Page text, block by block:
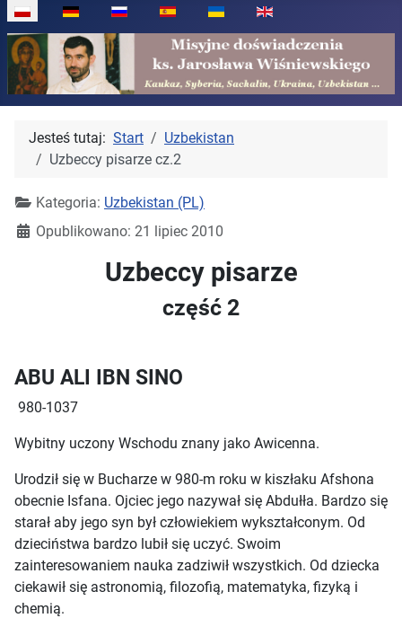
Wybierz swój język
Jesteś tutaj: Start
Uzbekistan
Uzbeccy pisarze cz.2
Kategoria: Uzbekistan (PL)
Opublikowano: 21 lipiec 2010
Uzbeccy pisarze
część 2
ABU ALI IBN SINO
980-1037
Wybitny uczony Wschodu znany jako Awicenna.
Urodził się w Bucharze w 980-m roku w kiszłaku Afshona
obecnie Isfana. Ojciec jego nazywał się Abdułła. Bardzo się
starał aby jego syn był człowiekiem wykształconym. Od
dzieciństwa bardzo lubił się uczyć. Swoim
zainteresowaniem nauka zadziwił wszystkich. Od dziecka
ciekawił się astronomią, filozofią, matematyka, fizyką i
chemią.